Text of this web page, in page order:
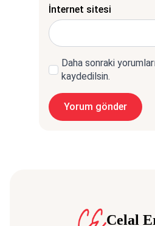
İnternet sitesi
Daha sonraki
kaydedilsin.
Celal